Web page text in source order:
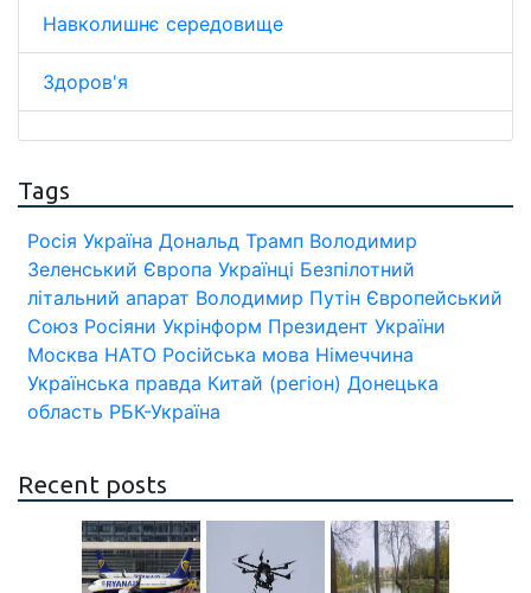
Навколишнє середовище
Здоров'я
Tags
Росія Україна Дональд Трамп Володимир
Зеленський Європа Українці Безпілотний
літальний апарат Володимир Путін Європейський
Союз Росіяни Укрінформ Президент України
Москва НАТО Російська мова Німеччина
Українська правда Китай (регіон) Донецька
область РБК-Україна
Recent posts